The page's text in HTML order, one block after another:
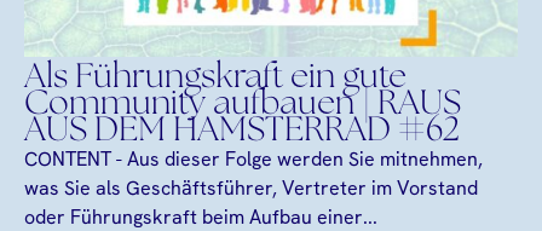
Als Führungskraft ein gute
Community aufbauen | RAUS
AUS DEM HAMSTERRAD #62
CONTENT - Aus dieser Folge werden Sie mitnehmen,
was Sie als Geschäftsführer, Vertreter im Vorstand
oder Führungskraft beim Aufbau einer...